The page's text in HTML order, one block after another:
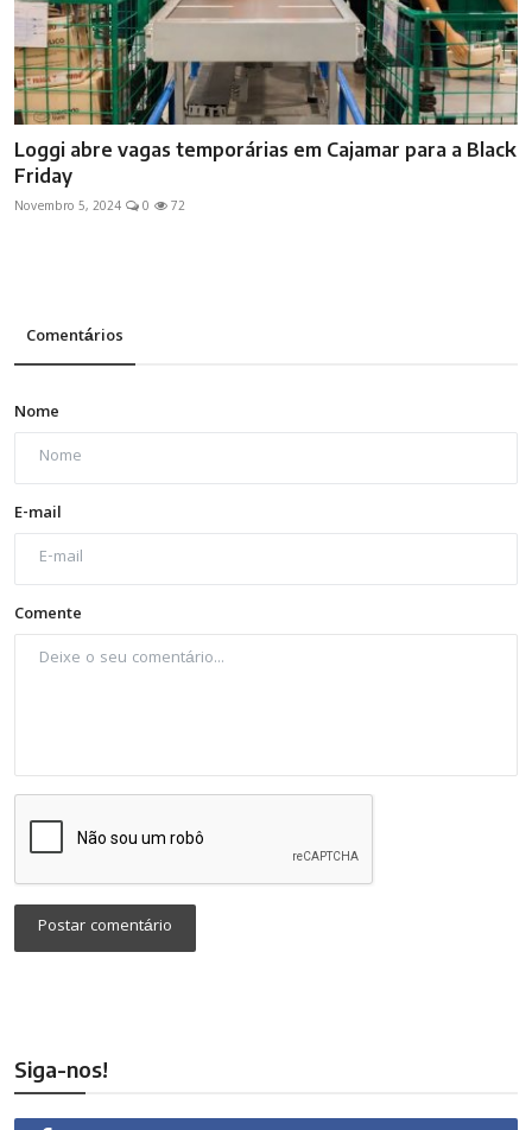
Loggi abre vagas temporárias em Cajamar para a Black
Friday
Novembro 5, 2024 0 72
Comentários
Nome
E-mail
Comente
Postar comentário
Siga-nos!